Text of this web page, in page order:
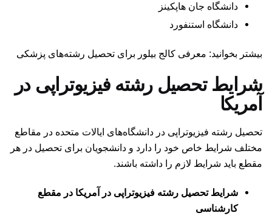
دانشگاه جان هاپکینز
دانشگاه استنفورد
بیشتر بخوانید: معرفی کالج بیلور برای تحصیل رشته‌های پزشکی
شرایط تحصیل رشته فیزیوتراپی در
آمریکا
تحصیل رشته فیزیوتراپی در دانشگاه‌های ایالات متحده در مقاطع
مختلف شرایط خاص خود را دارد و دانشجویان برای تحصیل در هر
مقطع باید شرایط لازم را داشته باشند.
شرایط تحصیل رشته فیزیوتراپی در آمریکا در مقطع
کارشناسی